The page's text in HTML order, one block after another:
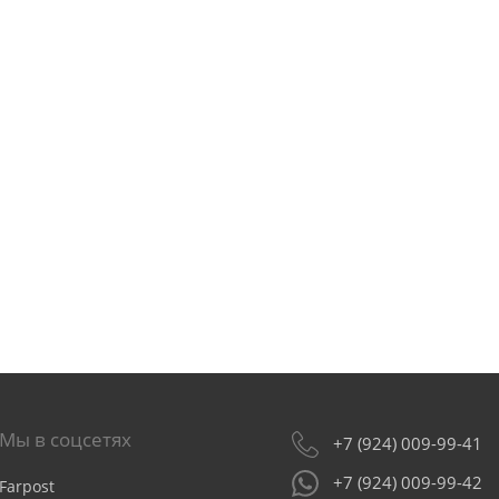
Мы в соцсетях
Farpost
+7 (924) 009-99-41
+7 (924) 009-99-42